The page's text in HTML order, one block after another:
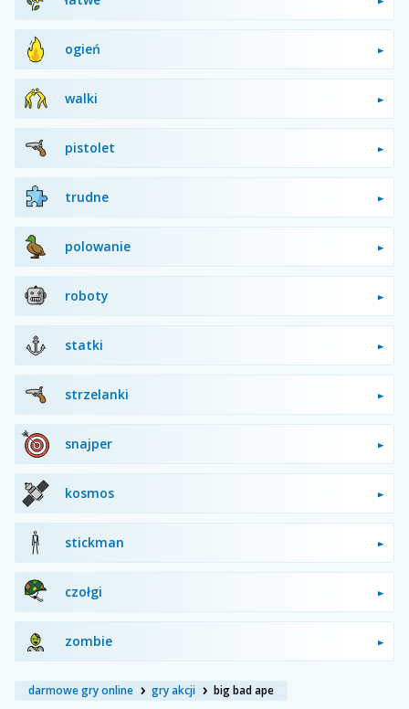
ogień
walki
pistolet
trudne
polowanie
roboty
statki
strzelanki
snajper
kosmos
stickman
czołgi
zombie
darmowe gry online gry akcji big bad ape